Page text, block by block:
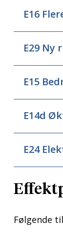
E16
E29 Ny
E15
E14d
E24
Følgende